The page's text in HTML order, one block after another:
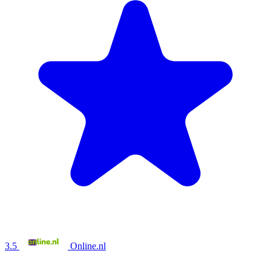
3.5 Online.nl